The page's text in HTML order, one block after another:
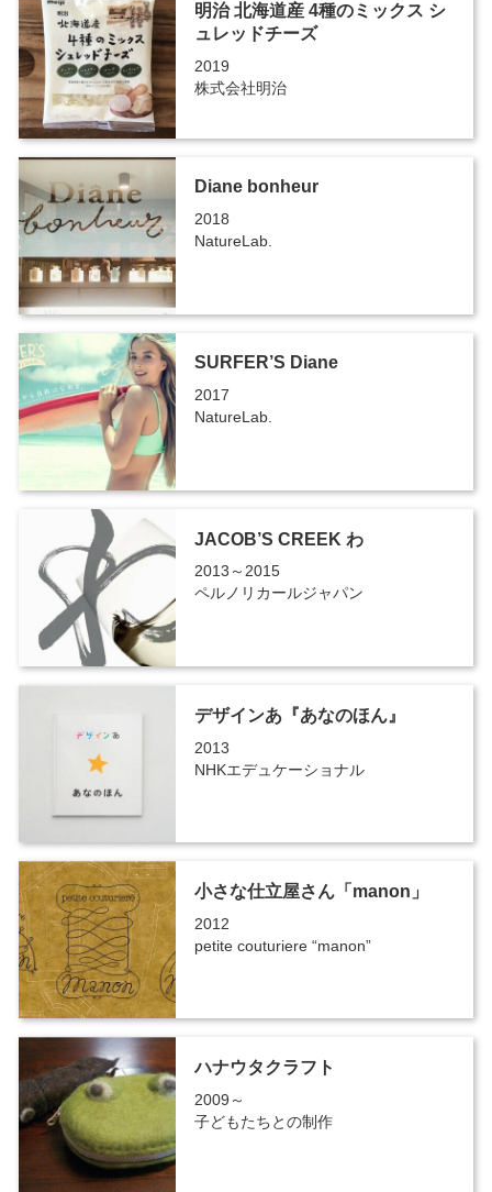
明治 北海道産 4種のミックス シ
ュレッドチーズ
2019
株式会社明治
Diane bonheur
2018
NatureLab.
SURFER’S Diane
2017
NatureLab.
JACOB’S CREEK わ
2013～2015
ペルノリカールジャパン
デザインあ『あなのほん』
2013
NHKエデュケーショナル
小さな仕立屋さん「manon」
2012
petite couturiere “manon”
ハナウタクラフト
2009～
子どもたちとの制作